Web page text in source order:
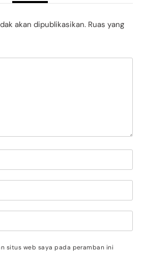
akan dipublikasikan. Ruas yang
situs web saya pada peramban ini